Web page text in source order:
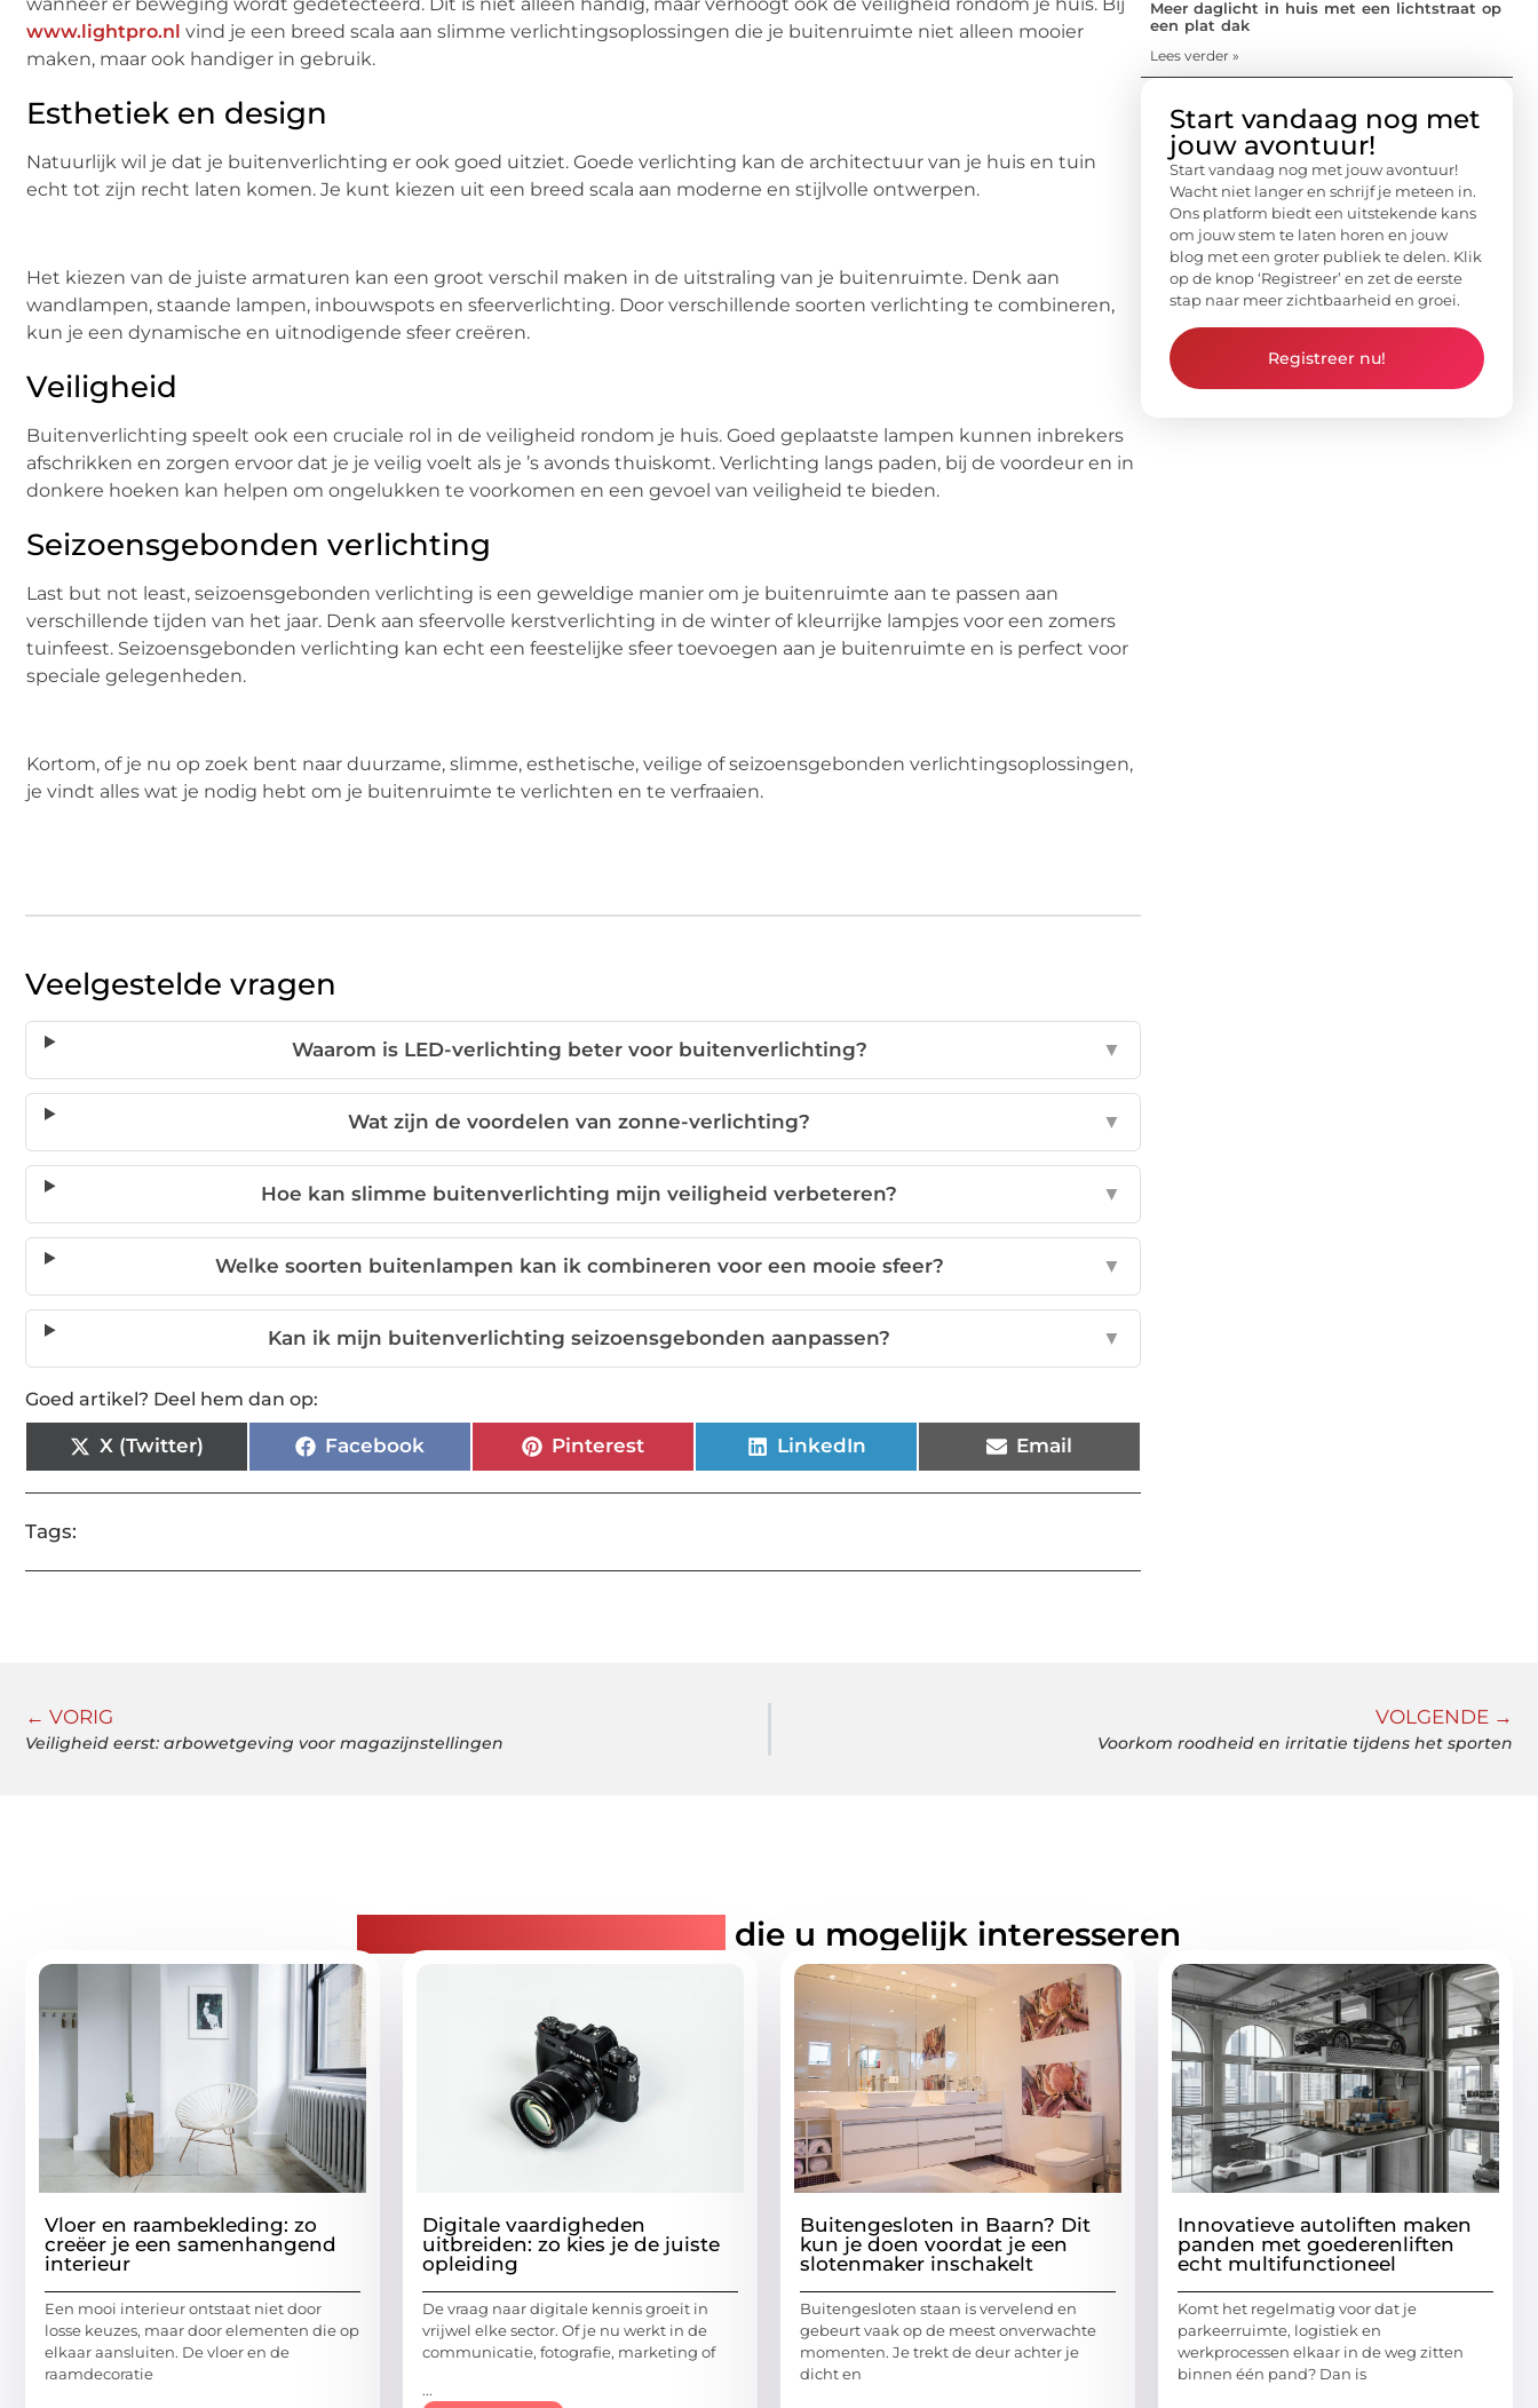
www.lightpro.nl vind je een breed scala aan slimme verlichtingsoplossingen die je buitenruimte niet alleen mooier
maken, maar ook handiger in gebruik.
Esthetiek en design
Natuurlijk wil je dat je buitenverlichting er ook goed uitziet. Goede verlichting kan de architectuur van je huis en tuin
echt tot zijn recht laten komen. Je kunt kiezen uit een breed scala aan moderne en stijlvolle ontwerpen.
Het kiezen van de juiste armaturen kan een groot verschil maken in de uitstraling van je buitenruimte. Denk aan
wandlampen, staande lampen, inbouwspots en sfeerverlichting. Door verschillende soorten verlichting te combineren,
kun je een dynamische en uitnodigende sfeer creëren.
Veiligheid
Buitenverlichting speelt ook een cruciale rol in de veiligheid rondom je huis. Goed geplaatste lampen kunnen inbrekers
afschrikken en zorgen ervoor dat je je veilig voelt als je ’s avonds thuiskomt. Verlichting langs paden, bij de voordeur en in
donkere hoeken kan helpen om ongelukken te voorkomen en een gevoel van veiligheid te bieden.
Seizoensgebonden verlichting
Last but not least, seizoensgebonden verlichting is een geweldige manier om je buitenruimte aan te passen aan
verschillende tijden van het jaar. Denk aan sfeervolle kerstverlichting in de winter of kleurrijke lampjes voor een zomers
tuinfeest. Seizoensgebonden verlichting kan echt een feestelijke sfeer toevoegen aan je buitenruimte en is perfect voor
speciale gelegenheden.
Kortom, of je nu op zoek bent naar duurzame, slimme, esthetische, veilige of seizoensgebonden verlichtingsoplossingen,
je vindt alles wat je nodig hebt om je buitenruimte te verlichten en te verfraaien.
Veelgestelde vragen
Waarom is LED-verlichting beter voor buitenverlichting? ▼
Wat zijn de voordelen van zonne-verlichting? ▼
Hoe kan slimme buitenverlichting mijn veiligheid verbeteren? ▼
Welke soorten buitenlampen kan ik combineren voor een mooie sfeer? ▼
Kan ik mijn buitenverlichting seizoensgebonden aanpassen? ▼
Goed artikel? Deel hem dan op:
X (Twitter) Facebook Pinterest LinkedIn Email
Tags:
Meer daglicht in huis met een lichtstraat op
een plat dak
Lees verder »
Start vandaag nog met
jouw avontuur!
Start vandaag nog met jouw avontuur!
Wacht niet langer en schrijf je meteen in.
Ons platform biedt een uitstekende kans
om jouw stem te laten horen en jouw
blog met een groter publiek te delen. Klik
op de knop ‘Registreer’ en zet de eerste
stap naar meer zichtbaarheid en groei.
Registreer nu!
← VORIG
Veiligheid eerst: arbowetgeving voor magazijnstellingen
VOLGENDE →
Voorkom roodheid en irritatie tijdens het sporten
die u mogelijk interesseren
Vloer en raambekleding: zo
creëer je een samenhangend
interieur
Een mooi interieur ontstaat niet door
losse keuzes, maar door elementen die op
elkaar aansluiten. De vloer en de
raamdecoratie
Digitale vaardigheden
uitbreiden: zo kies je de juiste
opleiding
De vraag naar digitale kennis groeit in
vrijwel elke sector. Of je nu werkt in de
communicatie, fotografie, marketing of
...
Buitengesloten in Baarn? Dit
kun je doen voordat je een
slotenmaker inschakelt
Buitengesloten staan is vervelend en
gebeurt vaak op de meest onverwachte
momenten. Je trekt de deur achter je
dicht en
Innovatieve autoliften maken
panden met goederenliften
echt multifunctioneel
Komt het regelmatig voor dat je
parkeerruimte, logistiek en
werkprocessen elkaar in de weg zitten
binnen één pand? Dan is